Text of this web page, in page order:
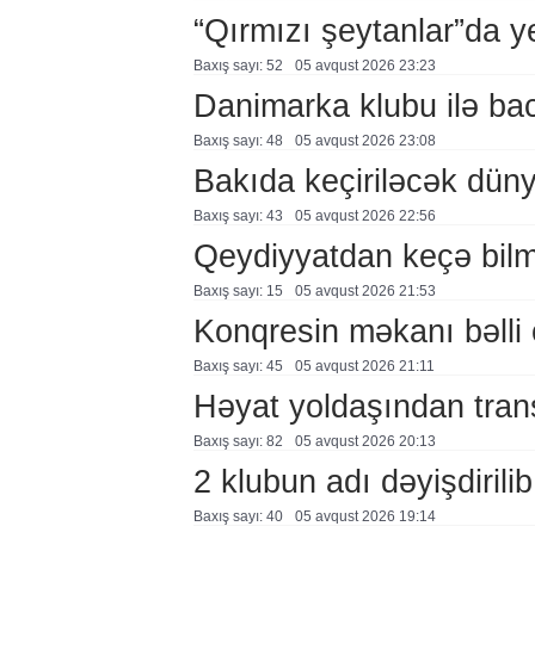
“Qırmızı şeytanlar”da
Baxış sayı: 52 05 avqust 2026 23:23
Danimarka klubu ilə
Baxış sayı: 48 05 avqust 2026 23:08
Bakıda keçiriləcək
Baxış sayı: 43 05 avqust 2026 22:56
Qeydiyyatdan keçə
Baxış sayı: 15 05 avqust 2026 21:53
Konqresin məkanı bəlli
Baxış sayı: 45 05 avqust 2026 21:11
Həyat yoldaşından
Baxış sayı: 82 05 avqust 2026 20:13
2 klubun adı dəyişdirilib
Baxış sayı: 40 05 avqust 2026 19:14